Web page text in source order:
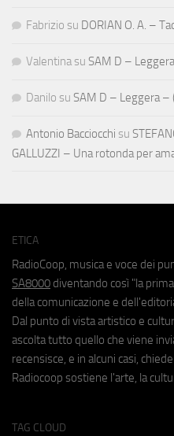
Fabrizio su DORIAN O. A. –
Valentina su SAM D –
Danilo su SAM D – Leggera –
Antonio Bacciocchi su
GALLUZZI – Una rotonda per
ETICA
RadioCoop, musica e voce dei
SA8000 diventando così "la
della comunicazione e
Dal punto di vista artistico e
ascolta tutto quello che viene
recensisce, e in alcuni casi,
Radiocoop sostiene l'arte, la
TAG CLOUD